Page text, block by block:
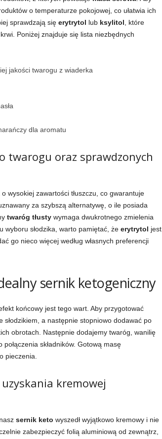
o temperaturze pokojowej, co ułatwia ich
sprawdzają się erytrytol lub ksylitol , które
Poniżej znajduje się lista niezbędnych
jakości twarogu z wiaderka
dla aromatu
twarogu oraz sprawdzonych
wysokiej zawartości tłuszczu, co gwarantuje
za szybszą alternatywę, o ile posiada
twaróg tłustywymaga dwukrotnego zmielenia
wyboru słodzika, warto pamiętać, że erytrytol jest
go nieco więcej według własnych preferencji
sernik ketogeniczny
końcowy jest tego wart. Aby przygotować
słodzikiem, a następnie stopniowo dodawać po
obrotach. Następnie dodajemy twaróg, wanilię
składników. Gotową masę
pieczenia.
kremowej
sernik keto wyszedł wyjątkowo kremowy i nie
zabezpieczyć folią aluminiową od zewnątrz,